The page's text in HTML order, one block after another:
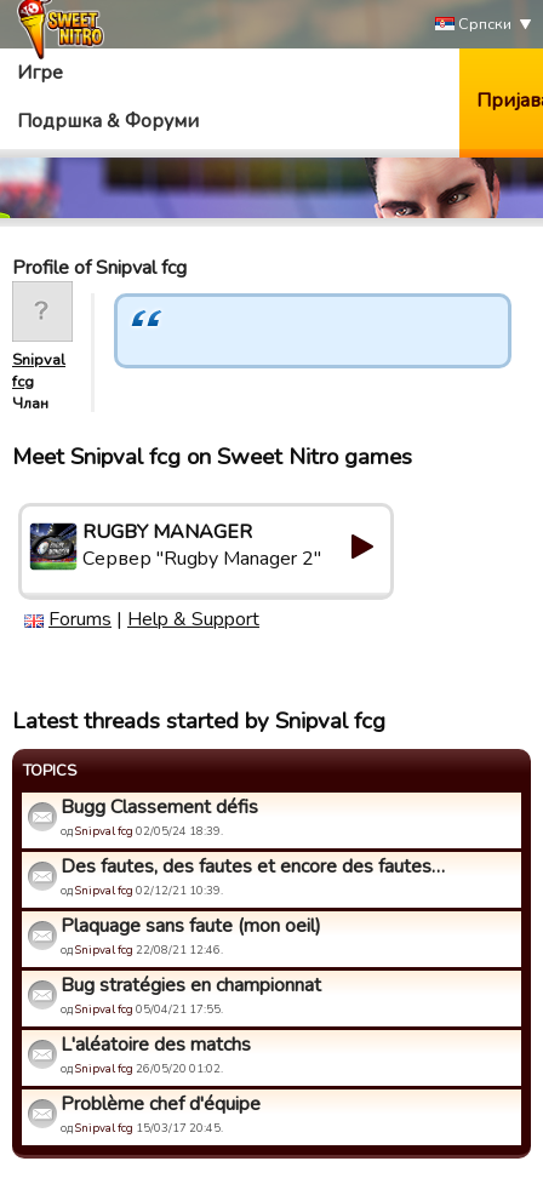
Српски
Игре
Подршка & Форуми
Profile of Snipval fcg
Snipval
fcg
Члан
Meet Snipval fcg on Sweet Nitro games
RUGBY MANAGER
Сервер "Rugby Manager 2"
Forums | Help & Support
Latest threads started by Snipval fcg
TOPICS
Bugg Classement défis
одSnipval fcg 02/05/24 18:39.
Des fautes, des fautes et encore des fautes…
одSnipval fcg 02/12/21 10:39.
Plaquage sans faute (mon oeil)
одSnipval fcg 22/08/21 12:46.
Bug stratégies en championnat
одSnipval fcg 05/04/21 17:55.
L'aléatoire des matchs
одSnipval fcg 26/05/20 01:02.
Problème chef d'équipe
одSnipval fcg 15/03/17 20:45.